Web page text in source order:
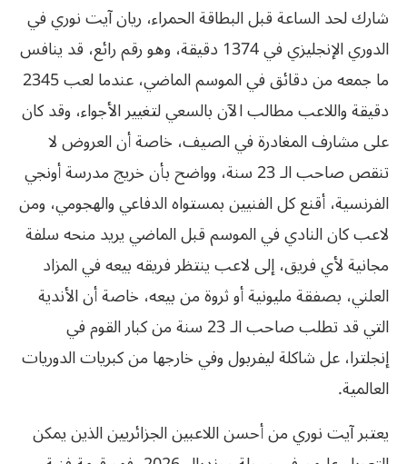
شارك لحد الساعة قبل البطاقة الحمراء، ريان آيت نوري في
الدوري الإنجليزي في 1374 دقيقة، وهو رقم رائع، قد ينافس
ما جمعه من دقائق في الموسم الماضي، عندما لعب 2345
دقيقة واللاعب مطالب الآن بالسعي لتغيير الأجواء، وقد كان
على مشارف المغادرة في الصيف، خاصة أن العروض لا
تنقص صاحب الـ 23 سنة، وواضح بأن خريج مدرسة أونجي
الفرنسية، أقنع كل الفنيين بمستواه الدفاعي والهجومي، ومن
لاعب كان النادي في الموسم قبل الماضي يريد منحه سلفة
مجانية لأي فريق، إلى لاعب ينتظر فريقه بيعه في المزاد
العلني، بصفقة مليونية أو ثروة من بيعه، خاصة أن الأندية
التي قد تطلب صاحب الـ 23 سنة من كبار القوم في
إنجلترا، عل شاكلة ليفربول وفي خارجها من كبريات الدوريات
العالمية.
يعتبر آيت نوري من أحسن اللاعبين الجزائريين الذين يمكن